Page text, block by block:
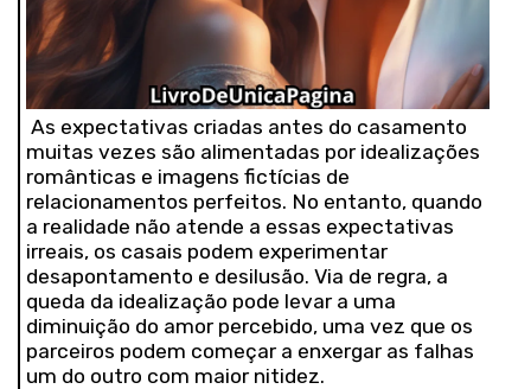
As expectativas criadas antes do casamento
muitas vezes são alimentadas por idealizações
românticas e imagens fictícias de
relacionamentos perfeitos. No entanto, quando
a realidade não atende a essas expectativas
irreais, os casais podem experimentar
desapontamento e desilusão. Via de regra, a
queda da idealização pode levar a uma
diminuição do amor percebido, uma vez que os
parceiros podem começar a enxergar as falhas
um do outro com maior nitidez.